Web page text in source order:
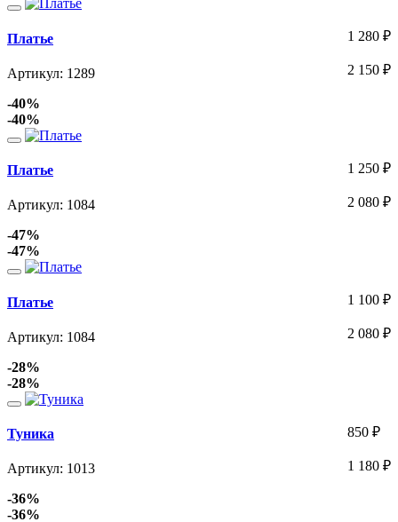
Платье
Артикул: 1289
1 280 ₽
2 150 ₽
-40%
-40%
Платье
Артикул: 1084
1 250 ₽
2 080 ₽
-47%
-47%
Платье
Артикул: 1084
1 100 ₽
2 080 ₽
-28%
-28%
Туника
Артикул: 1013
850 ₽
1 180 ₽
-36%
-36%